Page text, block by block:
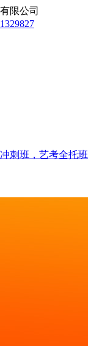
限公司
刺班，艺考全托班